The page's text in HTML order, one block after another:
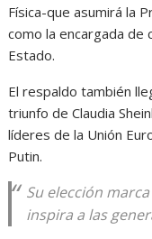
Física-que asumirá la
como la encargada
Estado.
El respaldo también
triunfo de Claudia
líderes de la Unión
Putin.
Su elección
inspira a las